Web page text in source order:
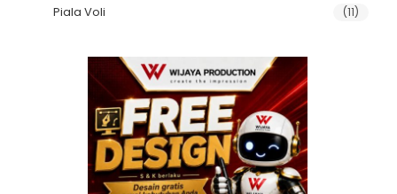
Piala Voli (11)